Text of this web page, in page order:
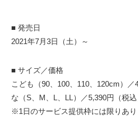
■ 発売日
2021年7月3日（土）～
■ サイズ／価格
こども（90、100、110、120cm）／
な（S、M、L、LL）／5,390円（税込
※1日のサービス提供枠には限りあり